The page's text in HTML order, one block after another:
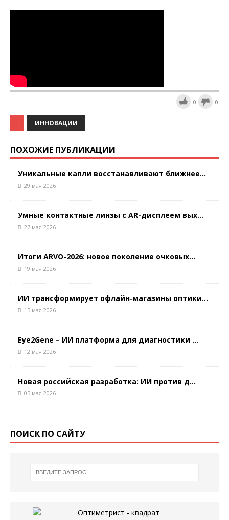
0 0
ИННОВАЦИИ
ПОХОЖИЕ ПУБЛИКАЦИИ
Уникальные капли восстанавливают ближнее...
29 мая 2026
Умные контактные линзы с AR-дисплеем вых...
27 мая 2026
Итоги ARVO-2026: новое поколение очковых...
19 мая 2026
ИИ трансформирует офлайн‑магазины оптики...
15 мая 2026
Eye2Gene – ИИ платформа для диагностики ...
12 мая 2026
Новая российская разработка: ИИ против д...
05 мая 2026
ПОИСК ПО САЙТУ